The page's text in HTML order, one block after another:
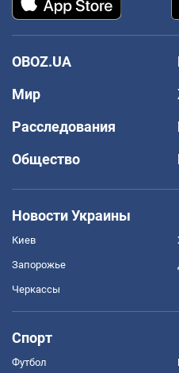
OBOZ.UA
Мир
Расследования
Общество
Новости Украины
Киев
Запорожье
Черкассы
Спорт
Футбол